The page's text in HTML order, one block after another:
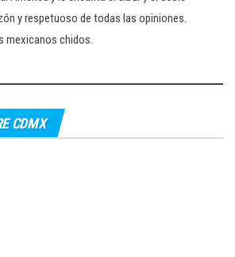
y respetuoso de todas las opiniones.
mexicanos chidos.
CDMX